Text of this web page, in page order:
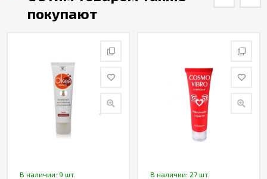
покупают
В наличии: 9 шт. В наличии: 27 шт.